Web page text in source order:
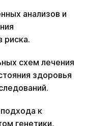
анализов и
риска.
схем лечения
здоровья
к
генетики,